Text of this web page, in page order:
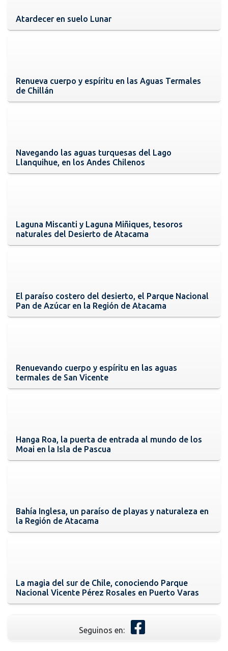
Atardecer en suelo Lunar
Renueva cuerpo y espíritu en las Aguas Termales
de Chillán
Navegando las aguas turquesas del Lago
Llanquihue, en los Andes Chilenos
Laguna Miscanti y Laguna Miñiques, tesoros
naturales del Desierto de Atacama
El paraíso costero del desierto, el Parque Nacional
Pan de Azúcar en la Región de Atacama
Renuevando cuerpo y espíritu en las aguas
termales de San Vicente
Hanga Roa, la puerta de entrada al mundo de los
Moai en la Isla de Pascua
Bahía Inglesa, un paraíso de playas y naturaleza en
la Región de Atacama
La magia del sur de Chile, conociendo Parque
Nacional Vicente Pérez Rosales en Puerto Varas
Seguinos en: